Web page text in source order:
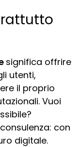
significa offrire
utenti,
il proprio
Vuoi
con
digitale.